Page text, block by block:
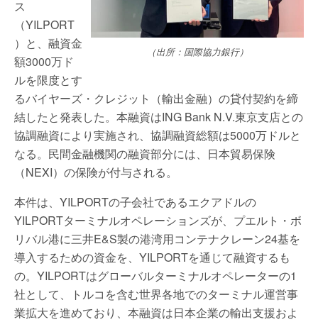
（出所：国際協力銀行）
ス
（YILPORT
）と、融資金
額3000万ド
ルを限度とす
るバイヤーズ・クレジット（輸出金融）の貸付契約を締
結したと発表した。本融資はING Bank N.V.東京支店との
協調融資により実施され、協調融資総額は5000万ドルと
なる。民間金融機関の融資部分には、日本貿易保険
（NEXI）の保険が付与される。
本件は、YILPORTの子会社であるエクアドルの
YILPORTターミナルオペレーションズが、プエルト・ボ
リバル港に三井E&S製の港湾用コンテナクレーン24基を
導入するための資金を、YILPORTを通じて融資するも
の。YILPORTはグローバルターミナルオペレーターの1
社として、トルコを含む世界各地でのターミナル運営事
業拡大を進めており、本融資は日本企業の輸出支援およ